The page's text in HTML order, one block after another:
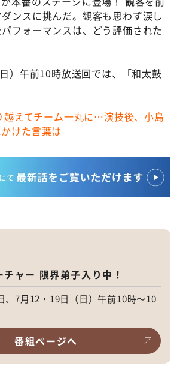
ンスに挑んだ。観客も思わず涙し
フォーマンスは、どう評価された
）午前10時放送回では、「和太鼓
越えてチーム一丸に…演技後、小島
けた言葉は
ャー 限界弟子入り中！
、7月12・19日（日）午前10時〜10
番組ページへ